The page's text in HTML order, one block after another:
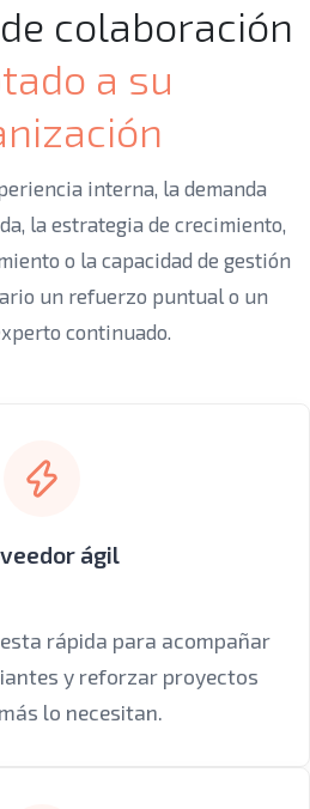
colaboración
a su
interna, la demanda
la estrategia de crecimiento,
o la capacidad de gestión
un refuerzo puntual o un
continuado.
ágil
rápida para acompañar
y reforzar proyectos
lo necesitan.